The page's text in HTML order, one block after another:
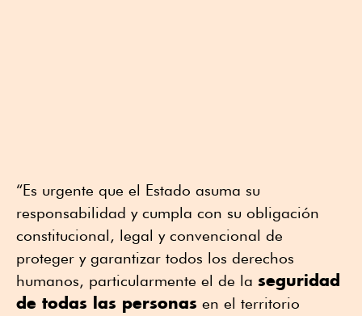
“Es urgente que el Estado asuma su
responsabilidad y cumpla con su obligación
constitucional, legal y convencional de
proteger y garantizar todos los derechos
humanos, particularmente el de la seguridad
de todas las personas en el territorio